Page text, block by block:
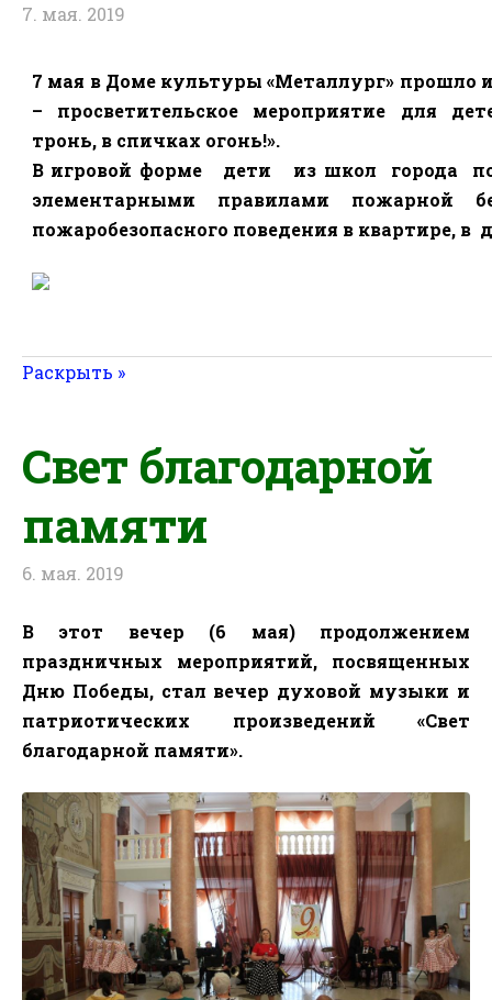
7. мая. 2019
7 мая в Доме культуры «Металлург» прошло
– просветительское мероприятие для
тронь, в спичках огонь!».
В игровой форме
дети из школ города
элементарными правилами пожарной
пожаробезопасного поведения в квартире, в
Раскрыть »
Свет благодарной
памяти
6. мая. 2019
В этот вечер (6 мая) продолжением
праздничных мероприятий, посвященных
Дню Победы, стал вечер духовой музыки и
патриотических произведений «Свет
благодарной памяти».